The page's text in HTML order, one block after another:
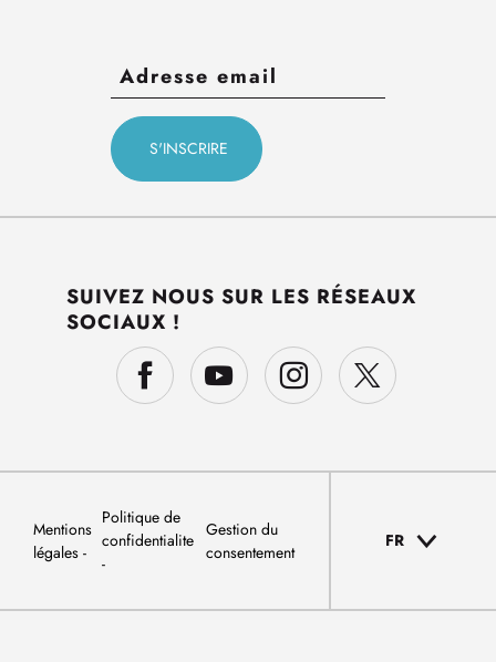
SUIVEZ NOUS SUR LES RÉSEAUX
SOCIAUX !
Mentions
légales
Politique de
confidentialite
Gestion du
consentement
FR